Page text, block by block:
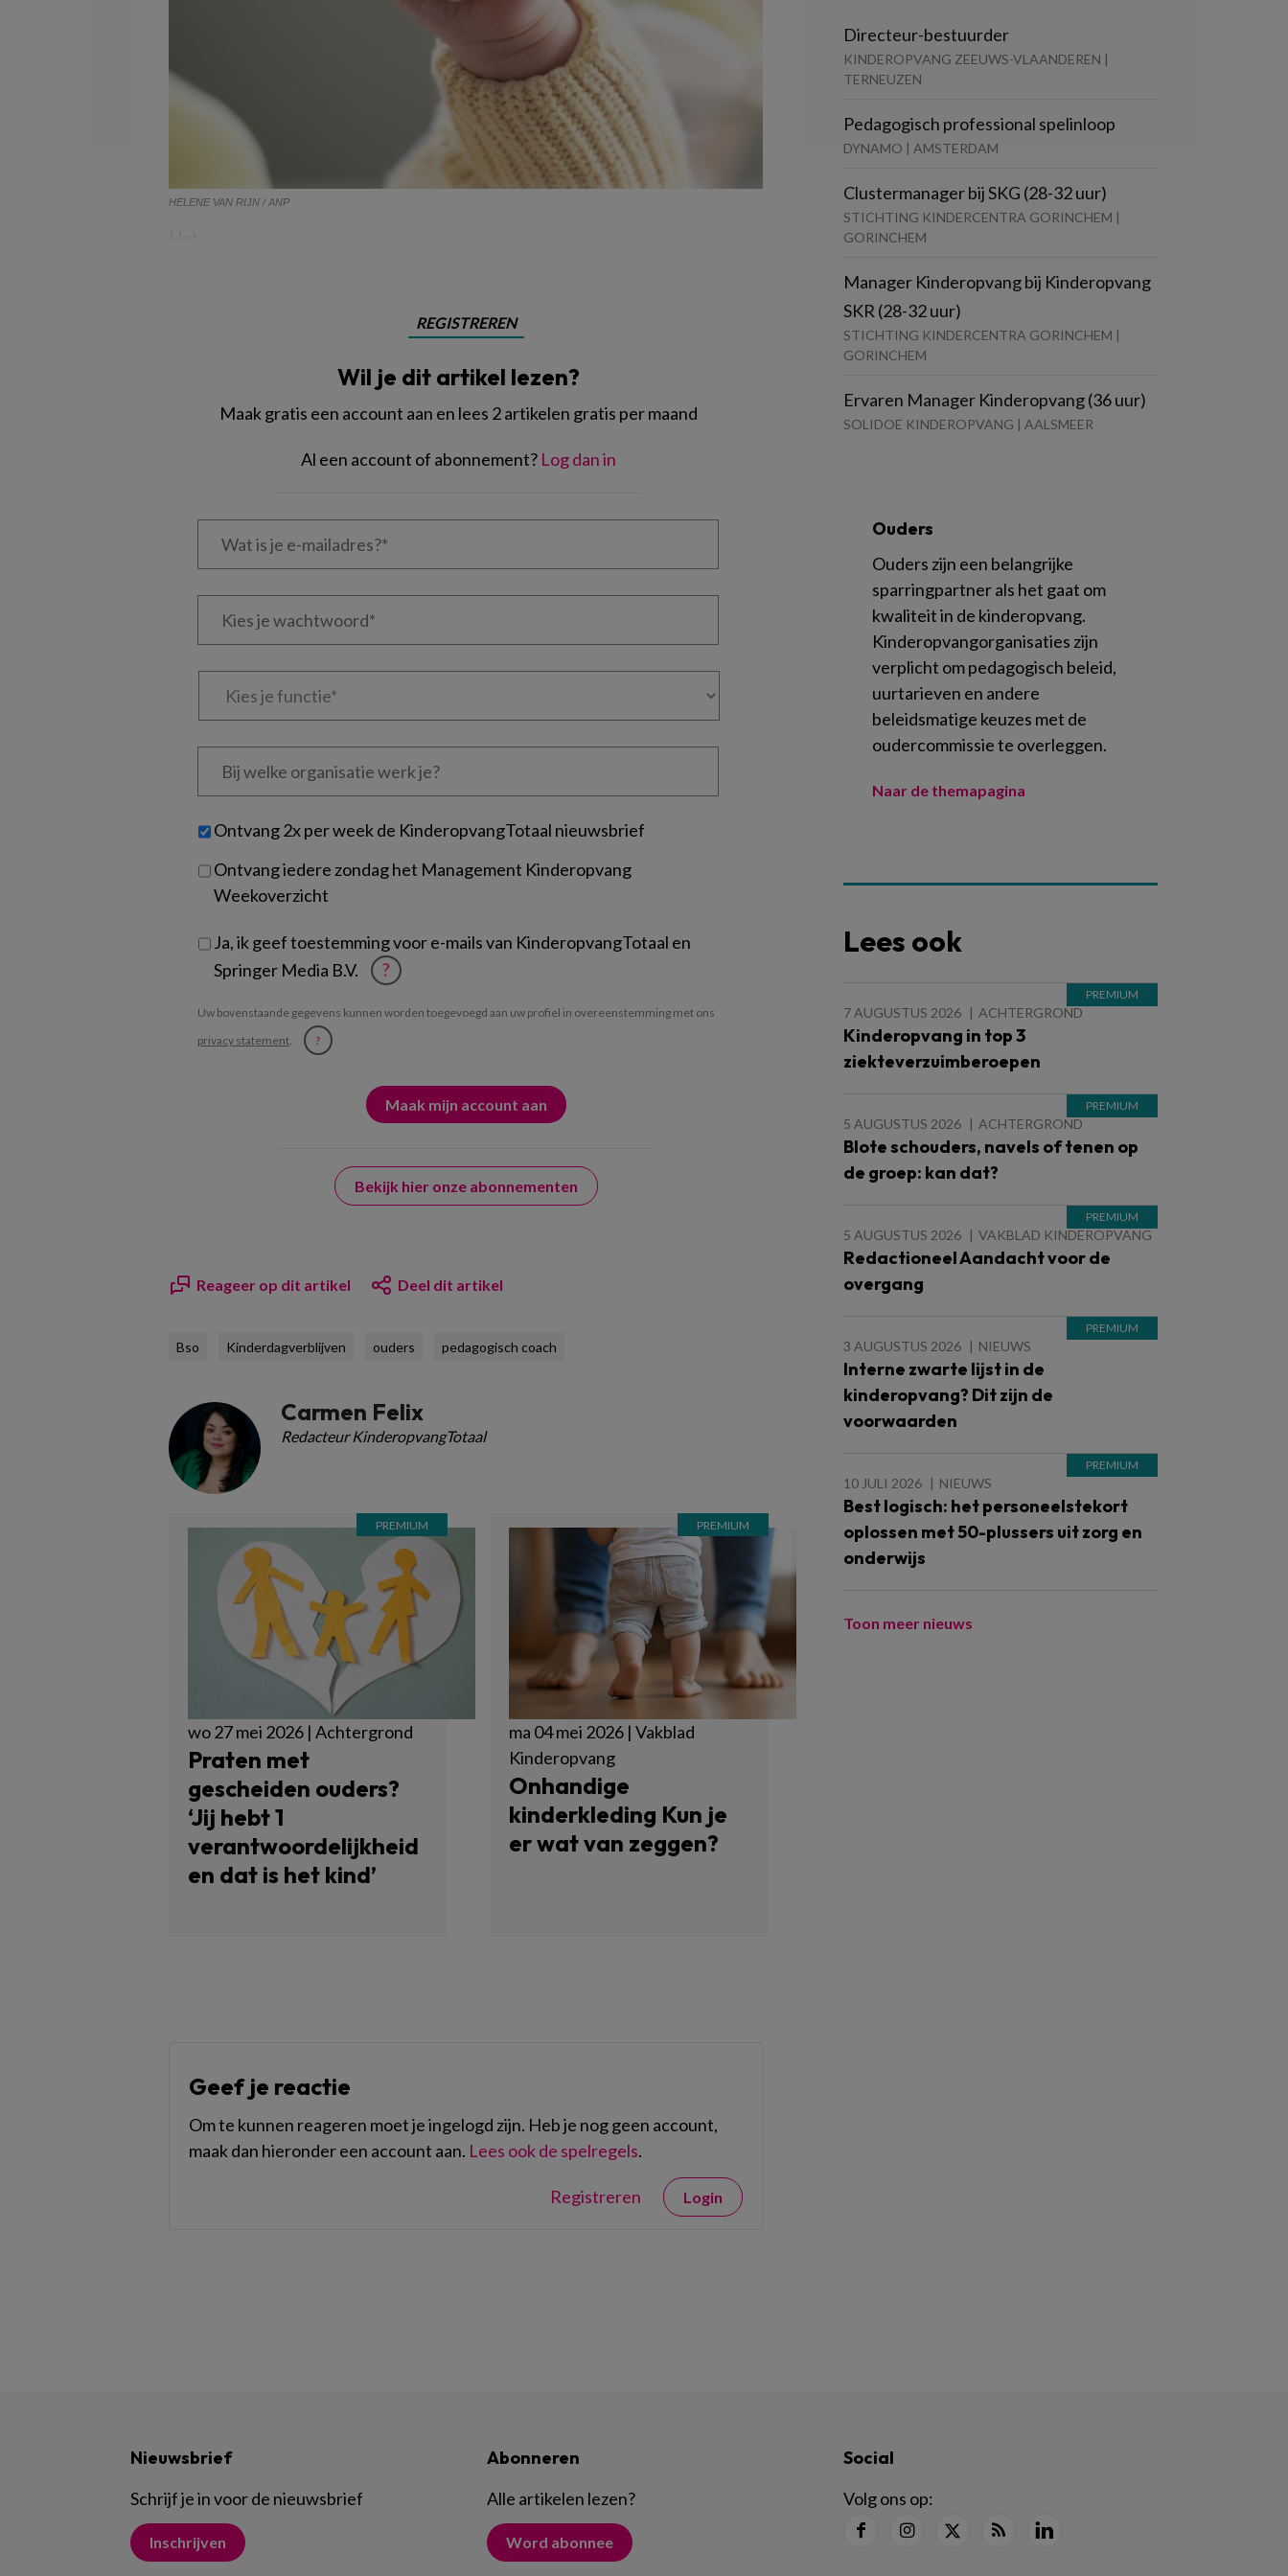
HELENE VAN RIJN / ANP
REGISTREREN
Wil je dit artikel lezen?
Maak gratis een account aan en lees 2 artikelen gratis per maand
Al een account of abonnement? Log dan in
Wat
Kies
Kies
Bij
welke
je?
Untitled
Ontvang 2x per week de KinderopvangTotaal nieuwsbrief
Ontvang iedere zondag het Management Kinderopvang
Weekoverzicht
Ja, ik geef toestemming voor e-mails van KinderopvangTotaal en
Springer Media B.V.
?
Uw bovenstaande gegevens kunnen worden toegevoegd aan uw profiel in overeenstemming met ons
privacy statement. ?
Bekijk hier onze abonnementen
Reageer op dit artikel Deel dit artikel
Bso Kinderdagverblijven ouders pedagogisch coach
Carmen Felix
Redacteur KinderopvangTotaal
wo 27 mei 2026 | Achtergrond
Praten met
gescheiden ouders?
‘Jij hebt 1
verantwoordelijkheid
en dat is het kind’
ma 04 mei 2026 | Vakblad
Kinderopvang
Onhandige
kinderkleding Kun je
er wat van zeggen?
Geef je reactie
Om te kunnen reageren moet je ingelogd zijn. Heb je nog geen account,
maak dan hieronder een account aan. Lees ook de spelregels.
Registreren Login
Directeur-bestuurder
KINDEROPVANG ZEEUWS-VLAANDEREN |
TERNEUZEN
Pedagogisch professional spelinloop
DYNAMO | AMSTERDAM
Clustermanager bij SKG (28-32 uur)
STICHTING KINDERCENTRA GORINCHEM |
GORINCHEM
Manager Kinderopvang bij Kinderopvang
SKR (28-32 uur)
STICHTING KINDERCENTRA GORINCHEM |
GORINCHEM
Ervaren Manager Kinderopvang (36 uur)
SOLIDOE KINDEROPVANG | AALSMEER
Ouders
Ouders zijn een belangrijke
sparringpartner als het gaat om
kwaliteit in de kinderopvang.
Kinderopvangorganisaties zijn
verplicht om pedagogisch beleid,
uurtarieven en andere
beleidsmatige keuzes met de
oudercommissie te overleggen.
Naar de themapagina
Lees ook
7 AUGUSTUS 2026 ACHTERGROND
Kinderopvang in top 3
ziekteverzuimberoepen
5 AUGUSTUS 2026 ACHTERGROND
Blote schouders, navels of tenen op
de groep: kan dat?
5 AUGUSTUS 2026 VAKBLAD KINDEROPVANG
Redactioneel Aandacht voor de
overgang
3 AUGUSTUS 2026 NIEUWS
Interne zwarte lijst in de
kinderopvang? Dit zijn de
voorwaarden
10 JULI 2026 NIEUWS
Best logisch: het personeelstekort
oplossen met 50-plussers uit zorg en
onderwijs
Toon meer nieuws
Nieuwsbrief
Schrijf je in voor de nieuwsbrief
Inschrijven
Abonneren
Alle artikelen lezen?
Word abonnee
Social
Volg ons op: